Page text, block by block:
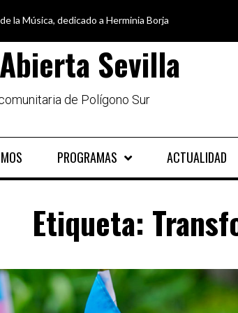
la Música, dedicado a Herminia Borja
en igualdad, para un futuro sin machismo
semana disfruta de oferta cultural en Asociación
al Sur, el cuidado y la limpieza del entorno
Sevilla
de Polígono Sur
PROGRAMAS ACTUALIDAD
Etiqueta: